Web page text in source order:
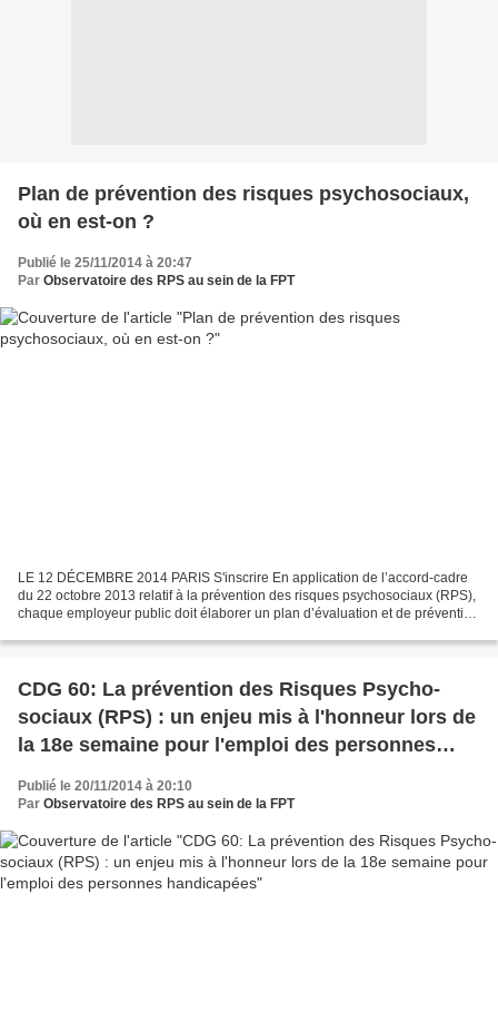
Plan de prévention des risques psychosociaux,
où en est-on ?
Publié le 25/11/2014 à 20:47
Par Observatoire des RPS au sein de la FPT
LE 12 DÉCEMBRE 2014 PARIS S'inscrire En application de l’accord-cadre
du 22 octobre 2013 relatif à la prévention des risques psychosociaux (RPS),
chaque employeur public doit élaborer un plan d’évaluation et de prévention
CDG 60: La prévention des Risques Psycho-
sociaux (RPS) : un enjeu mis à l'honneur lors de
la 18e semaine pour l'emploi des personnes
handicapées
Publié le 20/11/2014 à 20:10
Par Observatoire des RPS au sein de la FPT